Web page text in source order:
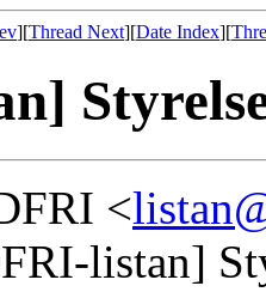
][Thread Next][Date Index][
<
listan]